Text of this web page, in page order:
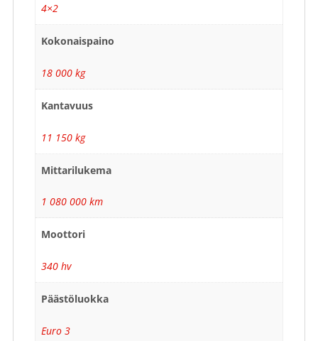
4×2
Kokonaispaino
18 000 kg
Kantavuus
11 150 kg
Mittarilukema
1 080 000 km
Moottori
340 hv
Päästöluokka
Euro 3